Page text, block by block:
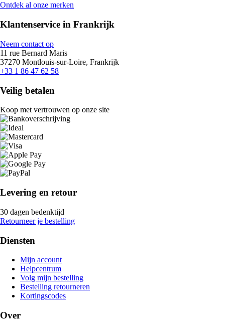
Ontdek al onze merken
Klantenservice in Frankrijk
Neem contact op
11 rue Bernard Maris
37270 Montlouis-sur-Loire, Frankrijk
+33 1 86 47 62 58
Veilig betalen
Koop met vertrouwen op onze site
Levering en retour
30 dagen bedenktijd
Retourneer je bestelling
Diensten
Mijn account
Helpcentrum
Volg mijn bestelling
Bestelling retourneren
Kortingscodes
Over